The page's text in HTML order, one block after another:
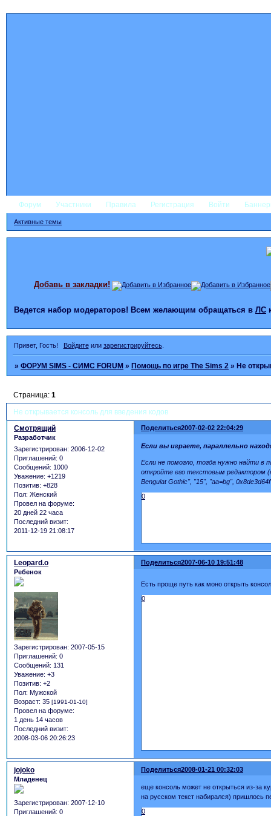
Форум Участники Правила Регистрация Войти
Активные темы
Добавь в закладки!
Ведется набор модераторов! Всем желающим обращаться в ЛС
Привет, Гость! Войдитеили зарегистрируйтесь.
»ФОРУМ SIMS - СИМС FORUM »Помощь по игре The Sims 2 »Не
Не открывается консоль для введения кодов
Страница:1
Поделиться2007-02-02 22:04:29
Смотрящий
Разработчик
Зарегистрирован: 2006-12-02
Приглашений: 0
Сообщений: 1000
Уважение: +1219
Позитив: +828
Пол: Женский
Провел на форуме:
20 дней 22 часа
Последний визит:
2011-12-19 21:08:17
Если вы играете, параллельно
Если не помогло, тогда нужно найти в
откройте его текстовым редактором
Benguiat Gothic", "15", "aa=bg",
0
Поделиться2007-06-10 19:51:48
Leopard.o
Ребенок
Зарегистрирован: 2007-05-15
Приглашений: 0
Сообщений: 131
Уважение: +3
Позитив: +2
Пол: Мужской
Возраст: 35 [1991-01-10]
Провел на форуме:
1 день 14 часов
Последний визит:
2008-03-06 20:26:23
Есть проще путь как моно открыть
0
Поделиться2008-01-21 00:32:03
jojoko
Младенец
Зарегистрирован: 2007-12-10
Приглашений: 0
еще консоль может не открыться из-за
на русском текст набирался) пришлось
0